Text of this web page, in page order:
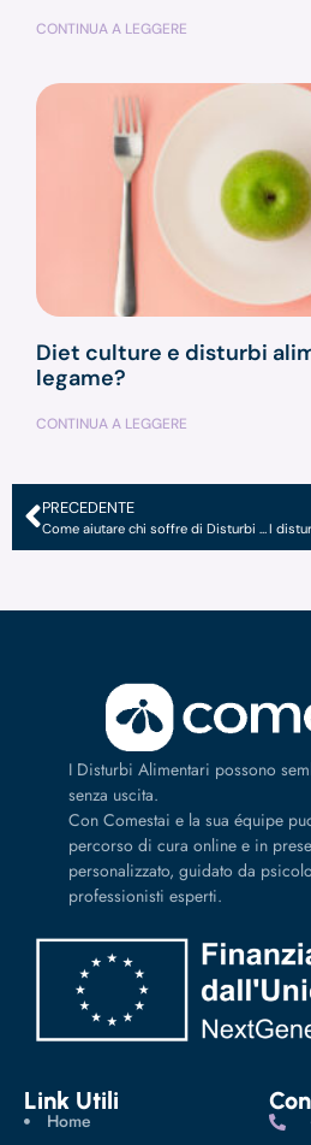
CONTINUA A LEGGERE
Diet culture e disturbi
legame?
CONTINUA A LEGGERE
PRECEDENTE
Come aiutare chi soffre di Disturbi Alimentari?
I Disturbi Alimentari possono
senza uscita.
Con Comestai e la sua équipe
percorso di cura online e in
personalizzato, guidato da
professionisti esperti.
Link Utili
Home